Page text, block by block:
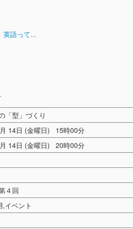
英語って...
「型」づくり
14日 (金曜日) 15時00分
14日 (金曜日) 20時00分
４回
イベント